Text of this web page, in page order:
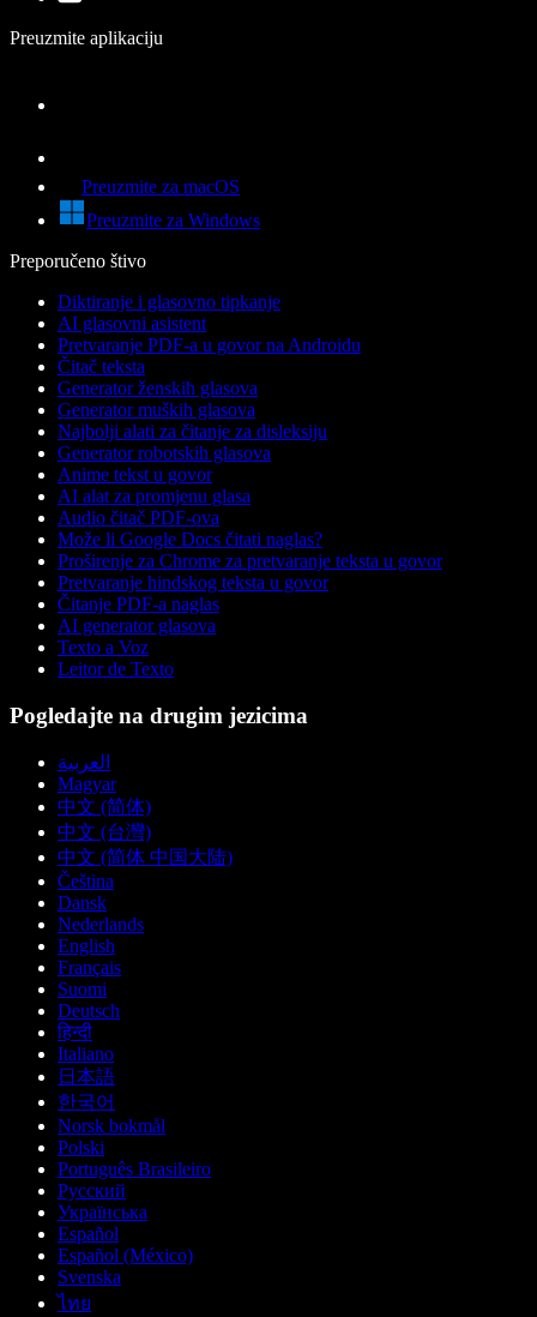
Preuzmite aplikaciju
Preuzmite za macOS
Preuzmite za Windows
Preporučeno štivo
Diktiranje i glasovno tipkanje
AI glasovni asistent
Pretvaranje PDF-a u govor na Androidu
Čitač teksta
Generator ženskih glasova
Generator muških glasova
Najbolji alati za čitanje za disleksiju
Generator robotskih glasova
Anime tekst u govor
AI alat za promjenu glasa
Audio čitač PDF-ova
Može li Google Docs čitati naglas?
Proširenje za Chrome za pretvaranje teksta u govor
Pretvaranje hindskog teksta u govor
Čitanje PDF-a naglas
AI generator glasova
Texto a Voz
Leitor de Texto
Pogledajte na drugim jezicima
العربية
Magyar
中文 (简体)
中文 (台灣)
中文 (简体 中国大陆)
Čeština
Dansk
Nederlands
English
Français
Suomi
Deutsch
हिन्दी
Italiano
日本語
한국어
Norsk bokmål
Polski
Português Brasileiro
Русский
Українська
Español
Español (México)
Svenska
ไทย